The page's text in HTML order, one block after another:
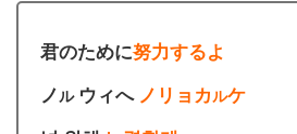
君のために努力するよ
ノルウィへ ノリョカルケ